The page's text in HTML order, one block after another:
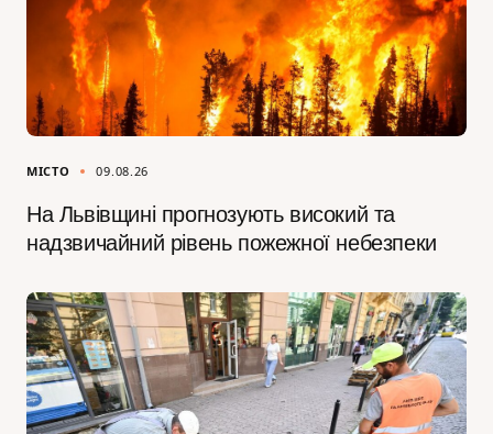
МІСТО 09.08.26
На Львівщині прогнозують високий та
надзвичайний рівень пожежної небезпеки